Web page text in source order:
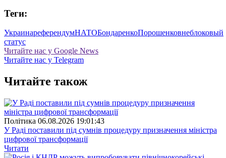
Теги:
УкраинареферендумНАТОБондаренкоПорошенковнеблоковый
статус
Читайте нас у Google News
Читайте нас у Telegram
Читайте також
Полiтика 06.08.2026 19:01:43
У Раді поставили під сумнів процедуру призначення міністра
цифрової трансформації
Читати